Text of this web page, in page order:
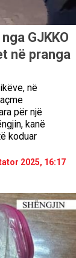
GJKKO
në pranga
në
për një
kanë
koduar
2025, 16:17